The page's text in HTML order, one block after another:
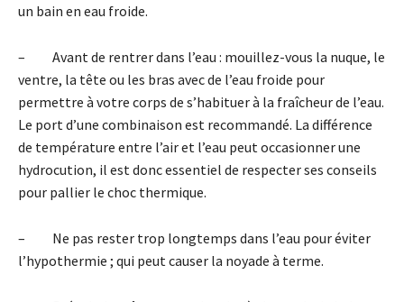
un bain en eau froide.
– Avant de rentrer dans l’eau : mouillez-vous la nuque, le
ventre, la tête ou les bras avec de l’eau froide pour
permettre à votre corps de s’habituer à la fraîcheur de l’eau.
Le port d’une combinaison est recommandé. La différence
de température entre l’air et l’eau peut occasionner une
hydrocution, il est donc essentiel de respecter ses conseils
pour pallier le choc thermique.
– Ne pas rester trop longtemps dans l’eau pour éviter
l’hypothermie ; qui peut causer la noyade à terme.